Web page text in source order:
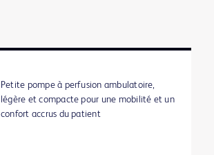
Petite pompe à perfusion ambulatoire,
légère et compacte pour une mobilité et un
confort accrus du patient